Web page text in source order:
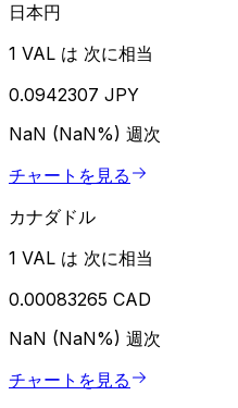
日本円
1 VAL は 次に相当
0.0942307 JPY
NaN (NaN%) 週次
チャートを見る
カナダドル
1 VAL は 次に相当
0.00083265 CAD
NaN (NaN%) 週次
チャートを見る